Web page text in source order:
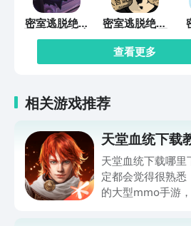
密室逃脱绝境
系列10寻梦大
作战
密室逃脱绝境
系列11游乐园
查看更多
相关游戏推荐
天堂血统下载
天堂血统下载哪里
定都会觉得很熟
的大型mmo手游